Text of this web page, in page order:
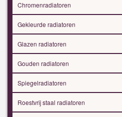
Chromenradiatoren
Gekleurde radiatoren
Glazen radiatoren
Gouden radiatoren
Spiegelradiatoren
Roestvrij staal radiatoren